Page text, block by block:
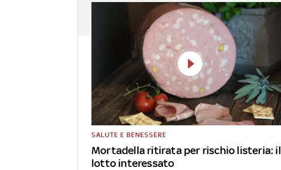
Mortadella ritirata per rischio listeria: il
lotto interessato
SALUTE E BENESSERE